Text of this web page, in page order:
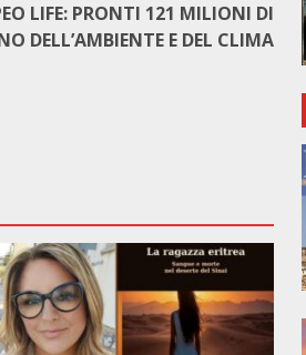
LIFE: PRONTI 121 MILIONI DI
DELL’AMBIENTE E DEL CLIMA